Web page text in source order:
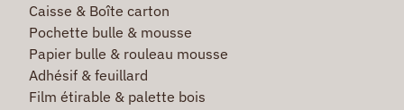
Caisse & Boîte carton
Pochette bulle & mousse
Papier bulle & rouleau mousse
Adhésif & feuillard
Film étirable & palette bois